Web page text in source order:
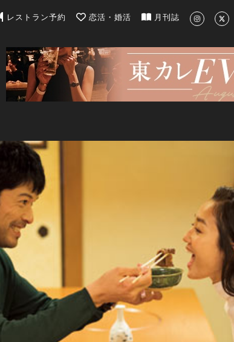
京カレンダー | 最新のグルメ、洗練されたライフスタイ
レストラン予約 恋活・婚活 月刊誌